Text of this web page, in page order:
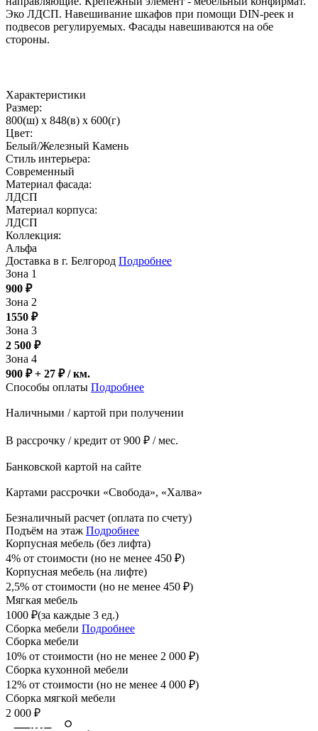
Эко ЛДСП. Навешивание шкафов при помощи DIN-реек и
подвесов регулируемых. Фасады навешиваются на обе
стороны.
Характеристики
Размер:
800(ш) x 848(в) x 600(г)
Цвет:
Белый/Железный Камень
Стиль интерьера:
Современный
Материал фасада:
ЛДСП
Материал корпуса:
ЛДСП
Коллекция:
Альфа
Доставка в г. Белгород Подробнее
Зона 1
900 ₽
Зона 2
1550 ₽
Зона 3
2 500 ₽
Зона 4
900 ₽ + 27 ₽/ км.
Способы оплаты Подробнее
Наличными / картой при получении
В рассрочку / кредит от 900 ₽ / мес.
Банковской картой на сайте
Картами рассрочки «Свобода», «Халва»
Безналичный расчет (оплата по счету)
Подъём на этаж Подробнее
Корпусная мебель (без лифта)
4% от стоимости (но не менее 450 ₽)
Корпусная мебель (на лифте)
2,5% от стоимости (но не менее 450 ₽)
Мягкая мебель
1000 ₽(за каждые 3 ед.)
Сборка мебели Подробнее
Сборка мебели
10% от стоимости (но не менее 2 000 ₽)
Сборка кухонной мебели
12% от стоимости (но не менее 4 000 ₽)
Сборка мягкой мебели
2 000 ₽